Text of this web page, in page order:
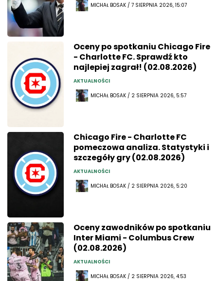
MICHAŁ BOSAK / 7 SIERPNIA 2026, 15:07
Oceny po spotkaniu Chicago Fire
- Charlotte FC. Sprawdź kto
najlepiej zagrał! (02.08.2026)
AKTUALNOŚCI
MICHAŁ BOSAK / 2 SIERPNIA 2026, 5:57
Chicago Fire - Charlotte FC
pomeczowa analiza. Statystyki i
szczegóły gry (02.08.2026)
AKTUALNOŚCI
MICHAŁ BOSAK / 2 SIERPNIA 2026, 5:20
Oceny zawodników po spotkaniu
Inter Miami - Columbus Crew
(02.08.2026)
AKTUALNOŚCI
MICHAŁ BOSAK / 2 SIERPNIA 2026, 4:53